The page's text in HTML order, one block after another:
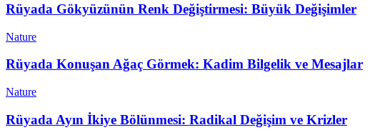
Rüyada Gökyüzünün Renk Değiştirmesi: Büyük Değişimler
Nature
Rüyada Konuşan Ağaç Görmek: Kadim Bilgelik ve Mesajlar
Nature
Rüyada Ayın İkiye Bölünmesi: Radikal Değişim ve Krizler